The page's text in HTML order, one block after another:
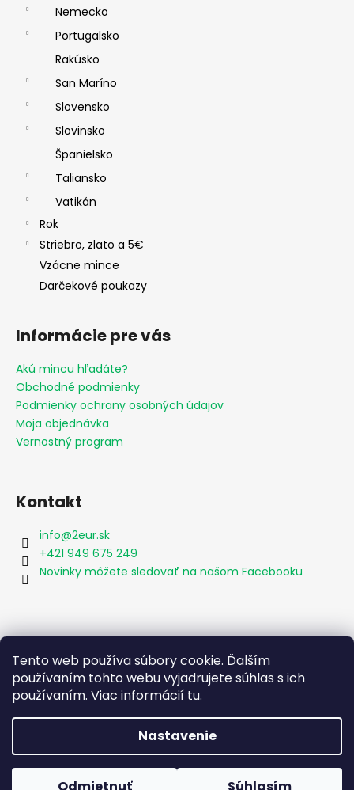
Tento web používa súbory cookie. Ďalším
používaním tohto webu vyjadrujete súhlas s ich
používaním. Viac informácií tu.
Nastavenie
Nemecko
Portugalsko
Rakúsko
San Maríno
Slovensko
Slovinsko
Španielsko
Taliansko
Vatikán
Rok
Striebro, zlato a 5€
Vzácne mince
Darčekové poukazy
Informácie pre vás
Akú mincu hľadáte?
Obchodné podmienky
Podmienky ochrany osobných údajov
Moja objednávka
Vernostný program
Kontakt
info@2eur.sk
+421 949 675 249
Novinky môžete sledovať na našom Facebooku
Vytvoril Shoptet